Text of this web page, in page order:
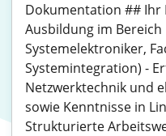
Dokumentation ## Ihr
Ausbildung im Bereich
Systemelektroniker,
Systemintegration) -
Netzwerktechnik und
sowie Kenntnisse in
Strukturierte